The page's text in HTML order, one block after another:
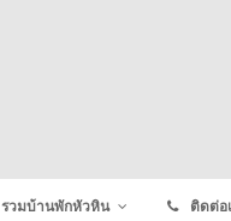
รวมบ้านพักหัวหิน ติดต่อ